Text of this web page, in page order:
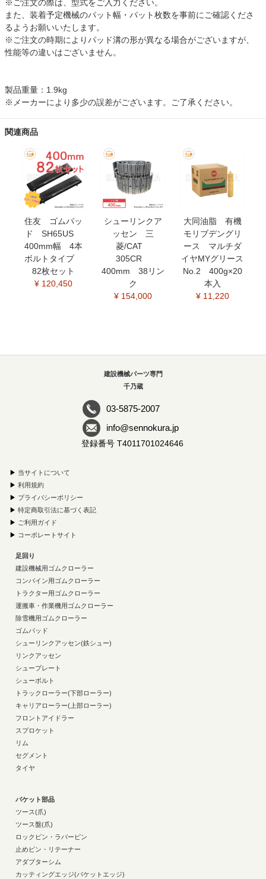
※ご注文の際は、型式をご入力ください。
また、装着予定機械のパット幅・パット枚数を事前にご確認くださ
るようお願いいたします。
※ご注文の時期によりパッド溝の形が異なる場合がございますが、
性能等の違いはございません。
製品重量：1.9kg
※メーカーにより多少の誤差がございます。ご了承ください。
関連商品
住友 ゴムパッ
ド SH65US
400mm幅 4本
ボルトタイプ
82枚セット
¥ 120,450
シューリンクア
ッセン 三
菱/CAT
305CR
400mm 38リン
ク
¥ 154,000
大同油脂 有機
モリブデングリ
ース マルチダ
イヤMYグリース
No.2 400g×20
本入
¥ 11,220
建設機械パーツ専門
千乃蔵
03-5875-2007
info@sennokura.jp
登録番号 T4011701024646
▶ 当サイトについて
▶ 利用規約
▶ プライバシーポリシー
▶ 特定商取引法に基づく表記
▶ ご利用ガイド
▶ コーポレートサイト
足回り
建設機械用ゴムクローラー
コンバイン用ゴムクローラー
トラクター用ゴムクローラー
運搬車・作業機用ゴムクローラー
除雪機用ゴムクローラー
ゴムパッド
シューリンクアッセン(鉄シュー)
リンクアッセン
シュープレート
シューボルト
トラックローラー(下部ローラー)
キャリアローラー(上部ローラー)
フロントアイドラー
スプロケット
リム
セグメント
タイヤ
バケット部品
ツース(爪)
ツース盤(爪)
ロックピン・ラバーピン
止めピン・リテーナー
アダプターシム
カッティングエッジ(バケットエッジ)